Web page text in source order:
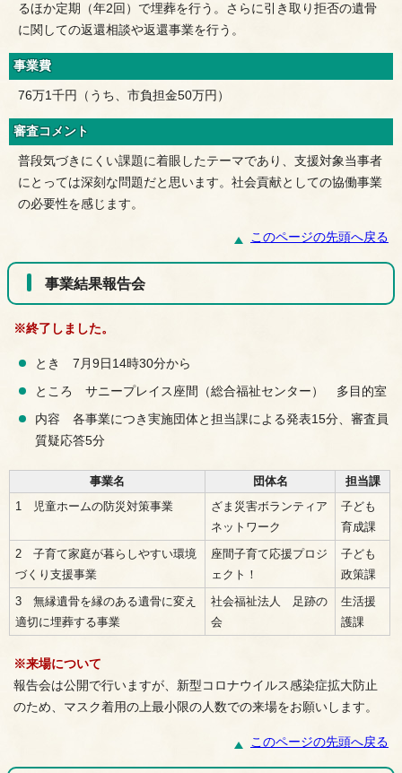
るほか定期（年2回）で埋葬を行う。さらに引き取り拒否の遺骨
に関しての返還相談や返還事業を行う。
事業費
76万1千円（うち、市負担金50万円）
審査コメント
普段気づきにくい課題に着眼したテーマであり、支援対象当事者
にとっては深刻な問題だと思います。社会貢献としての協働事業
の必要性を感じます。
このページの先頭へ戻る
事業結果報告会
※終了しました。
とき 7月9日14時30分から
ところ サニープレイス座間（総合福祉センター） 多目的室
内容 各事業につき実施団体と担当課による発表15分、審査員
質疑応答5分
事業名 団体名
担当課
1 児童ホームの防災対策事業
ざま災害ボランティア
ネットワーク
子ども
育成課
2 子育て家庭が暮らしやすい環境
づくり支援事業
座間子育て応援プロジ
ェクト！
子ども
政策課
3 無縁遺骨を縁のある遺骨に変え
適切に埋葬する事業
社会福祉法人 足跡の
会
生活援
護課
※来場について
報告会は公開で行いますが、新型コロナウイルス感染症拡大防止
のため、マスク着用の上最小限の人数での来場をお願いします。
このページの先頭へ戻る